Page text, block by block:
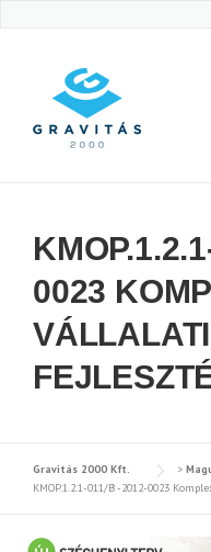
0023
Gravitás 2000 Kft. >
KMOP.1.2.1-011/B -2012-0023